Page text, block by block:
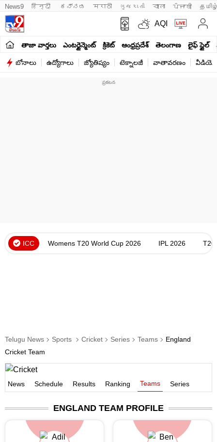
News9 हिन्दी ಕನ್ನಡ मराठी ગુજરાતી বাংলা ਪੰਜਾਬੀ
AQI
తాజా వార్తలు ఎంటర్టైన్మెంట్ క్రికెట్ ఆంధ్రప్రదేశ్ తెలంగాణ లైఫ్ స్టైల్
బోనాలు ఉద్యోగాలు జ్యోతిష్యం టెక్నాలజీ వాతావరణం
ICC Womens T20 World Cup 2026 IPL 2026 T20
Telugu News Sports Cricket Series Teams
England
Cricket Team
News Schedule Results Ranking Teams Series
ENGLAND TEAM PROFILE